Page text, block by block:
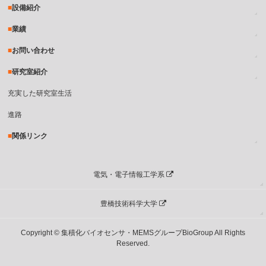
設備紹介
業績
お問い合わせ
研究室紹介
充実した研究室生活
進路
関係リンク
電気・電子情報工学系
豊橋技術科学大学
Copyright © 集積化バイオセンサ・MEMSグループBioGroup All Rights
Reserved.